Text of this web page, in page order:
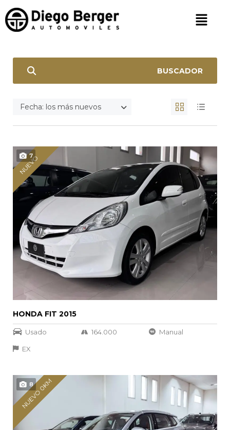
BUSCADOR
Fecha: los más nuevos
7
NUEVO
HONDA FIT 2015
Usado 164.000 Manual
EX
8
NUEVO 0KM